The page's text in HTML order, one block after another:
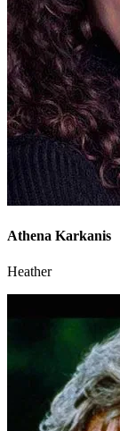
Athena Karkanis
Heather